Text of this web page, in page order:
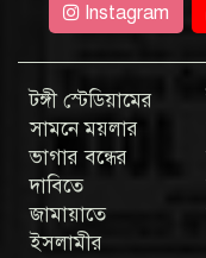
Instagram
টঙ্গী স্টেডিয়ামের
সামনে ময়লার
ভাগার বন্ধের
দাবিতে
জামায়াতে
ইসলামীর